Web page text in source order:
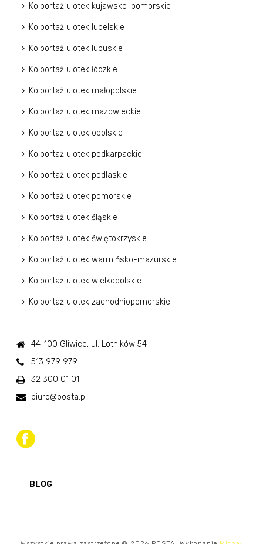
Kolportaż ulotek kujawsko-pomorskie
Kolportaż ulotek lubelskie
Kolportaż ulotek lubuskie
Kolportaż ulotek łódzkie
Kolportaż ulotek małopolskie
Kolportaż ulotek mazowieckie
Kolportaż ulotek opolskie
Kolportaż ulotek podkarpackie
Kolportaż ulotek podlaskie
Kolportaż ulotek pomorskie
Kolportaż ulotek śląskie
Kolportaż ulotek świętokrzyskie
Kolportaż ulotek warmińsko-mazurskie
Kolportaż ulotek wielkopolskie
Kolportaż ulotek zachodniopomorskie
44-100 Gliwice, ul. Lotników 54
513 979 979
32 300 01 01
biuro@posta.pl
BLOG